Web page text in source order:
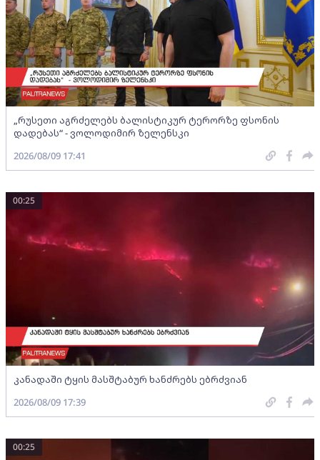
„რუსეთი აგრძელებს ბალისტიკურ ტერორზე ფსონის
დადებას“ - ვოლოდიმირ ზელენსკი
2026/08/09 17:41
კანადაში ტყის მასშტაბურ ხანძრებს ებრძვიან
00:25
2026/08/09 17:39
00:25